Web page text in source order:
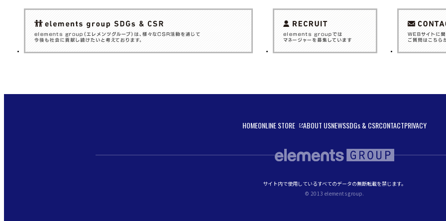
HOMEONLINE STORE ABOUT USNEWSSDGs & CSRCONTACTPRIVACY
サイト内で使用しているすべてのデータの無断転載を禁じます。
© 2013 elements group.